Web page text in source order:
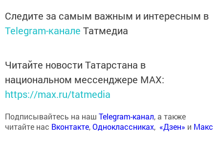
Следите за самым важным и интересным в
Telegram-канале Татмедиа
Читайте новости Татарстана в
национальном мессенджере MАХ:
https://max.ru/tatmedia
Подписывайтесь на наш Telegram-канал, а также
читайте нас Вконтакте,Одноклассниках, «Дзен» и Макс